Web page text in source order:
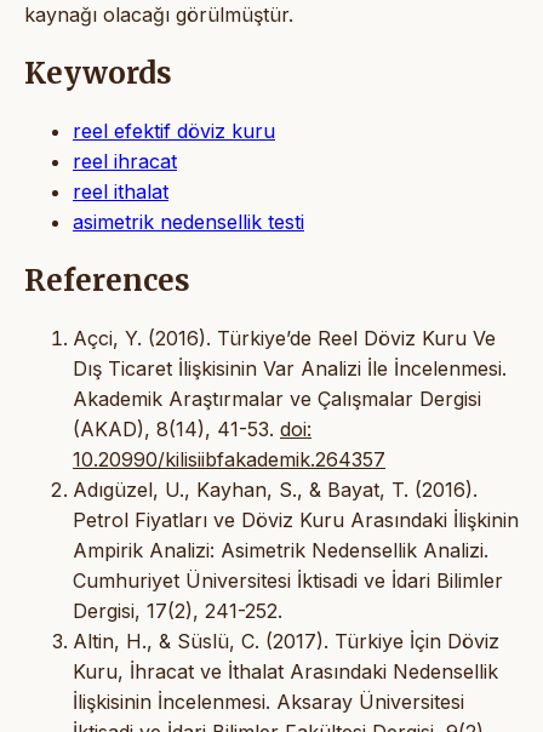
kaynağı olacağı görülmüştür.
Keywords
reel efektif döviz kuru
reel ihracat
reel ithalat
asimetrik nedensellik testi
References
Açci, Y. (2016). Türkiye’de Reel Döviz Kuru Ve
Dış Ticaret İlişkisinin Var Analizi İle İncelenmesi.
Akademik Araştırmalar ve Çalışmalar Dergisi
(AKAD), 8(14), 41-53. doi:
10.20990/kilisiibfakademik.264357
Adıgüzel, U., Kayhan, S., & Bayat, T. (2016).
Petrol Fiyatları ve Döviz Kuru Arasındaki İlişkinin
Ampirik Analizi: Asimetrik Nedensellik Analizi.
Cumhuriyet Üniversitesi İktisadi ve İdari Bilimler
Dergisi, 17(2), 241-252.
Altin, H., & Süslü, C. (2017). Türkiye İçin Döviz
Kuru, İhracat ve İthalat Arasındaki Nedensellik
İlişkisinin İncelenmesi. Aksaray Üniversitesi